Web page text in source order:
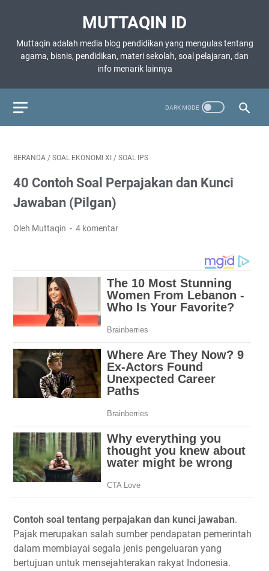
MUTTAQIN ID
Muttaqin adalah media blog pendidikan yang mengulas tentang
agama, bisnis, pendidikan, materi sekolah, soal pelajaran, dan
info menarik lainnya
BERANDA / SOAL EKONOMI XI / SOAL IPS
40 Contoh Soal Perpajakan dan Kunci
Jawaban (Pilgan)
Oleh Muttaqin 4 komentar
Contoh soal tentang perpajakan dan kunci jawaban.
Pajak merupakan salah sumber pendapatan pemerintah
dalam membiayai segala jenis pengeluaran yang
bertujuan untuk mensejahterakan rakyat Indonesia.